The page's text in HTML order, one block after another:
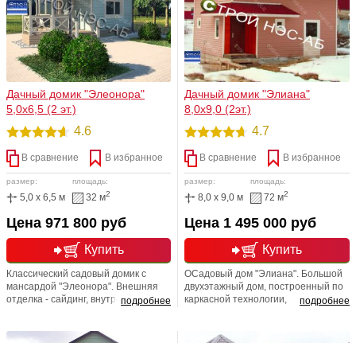
Дачный домик "Элеонора"
5,0х6,5 (2 эт.)
4.6
В сравнение В избранное
размер:
5,0 x 6,5 м
площадь:
32 м2
Купить
Цена 971 800 руб
подробнее
Классический садовый домик с
мансардой "Элеонора". Внешняя
отделка - сайдинг, внутренняя
Дачный домик "Элиана"
8,0х9,0 (2эт.)
4.7
В сравнение В избранное
размер:
8,0 x 9,0 м
площадь:
72 м2
Купить
Цена 1 495 000 руб
подробнее
ОСадовый дом "Элиана". Большой
двухэтажный дом, построенный по
каркасной технологии,